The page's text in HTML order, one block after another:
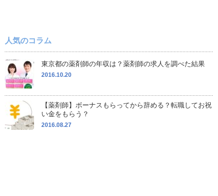
人気のコラム
東京都の薬剤師の年収は？薬剤師の求人を調べた結果
2016.10.20
【薬剤師】ボーナスもらってから辞める？転職してお祝
い金をもらう？
2016.08.27